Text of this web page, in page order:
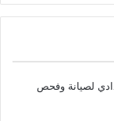
لصيانة وفحص